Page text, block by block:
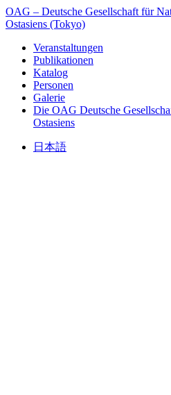
OAG – Deutsche Gesellschaft für
Ostasiens (Tokyo)
Veranstaltungen
Publikationen
Katalog
Personen
Galerie
Die OAG Deutsche
Ostasiens
日本語